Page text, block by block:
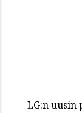
LG:n uusin